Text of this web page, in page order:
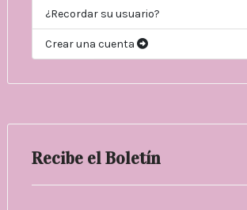
¿Recordar su usuario?
Crear una cuenta
Recibe el Boletín